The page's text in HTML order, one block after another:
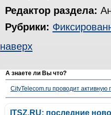
Редактор раздела:
Рубрики:
наверх
А знаете ли Вы что?
CityTelecom.ru проводит активную
ITSZ.RU: последние